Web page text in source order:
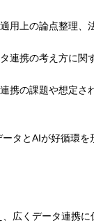
用上の論点整理、
連携の考え方に関
携の課題や想定さ
タとAIが好循環を
広くデータ連携